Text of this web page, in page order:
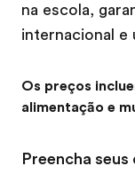
na escola,
internacional e
Os preços
alimentação e
Preencha